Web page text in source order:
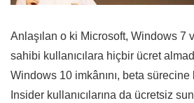
Anlaşılan o ki Microsoft, Windows 7
sahibi kullanıcılara hiçbir ücret
Windows 10 imkânını, beta sürecine
Insider kullanıcılarına da ücretsiz